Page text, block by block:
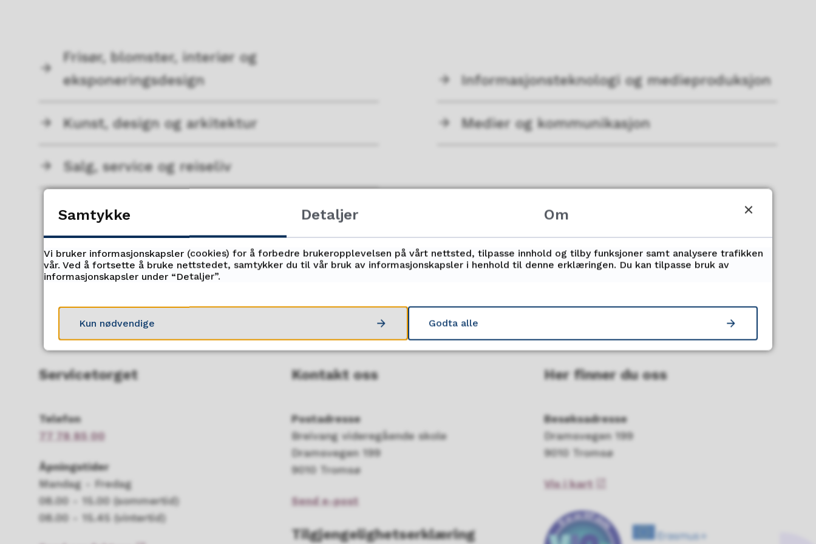
Frisør, blomster, interiør og
eksponeringsdesign
Informasjonsteknologi og medieproduksjon
Kunst, design og arkitektur Medier og kommunikasjon
Salg, service og reiseliv
Fant du det du lette etter?
Nei
Servicetorget
Telefon
77 78 85 00
Åpningstider
Mandag - Fredag
08.00 - 15.00 (sommertid)
08.00 - 15.45 (vintertid)
Kontakt oss
Postadresse
Breivang videregående skole
Dramsvegen 199
9010 Tromsø
Send e-post
Tilgjengelighetserklæring
Her finner du oss
Besøksadresse
Dramsvegen 199
9010 Tromsø
Vis i kart
Samtykke Detaljer Om
Vi bruker informasjonskapsler (cookies) for å forbedre brukeropplevelsen på vårt nettsted, tilpasse innhold og tilby funksjoner samt analysere trafikken
vår. Ved å fortsette å bruke nettstedet, samtykker du til vår bruk av informasjonskapsler i henhold til denne erklæringen. Du kan tilpasse bruk av
informasjonskapsler under “Detaljer”.
Kun nødvendige Godta alle